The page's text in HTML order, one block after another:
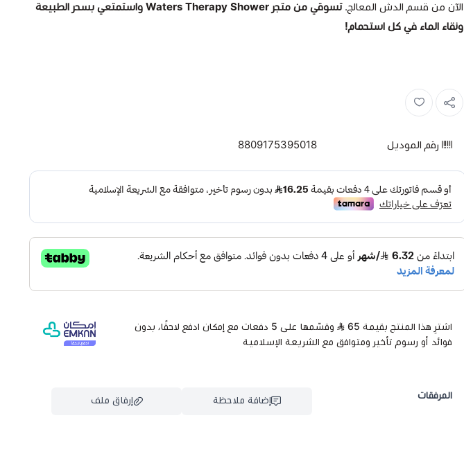
الآن من قسم الدش المعالج.
تسوقي من متجر Waters Therapy Shower واستمتعي بسحر الطبيعة
ونقاء الماء في كل استحمام!
رقم الموديل 8809175395018
اشترِ هذا المنتج بقيمة 65
وقسّمها على 5 دفعات مع إمكان ادفع لاحقًا، بدون
فوائد أو رسوم تأخير ومتوافق مع الشريعة الإسلامية
المرفقات إضافة ملاحظة إرفاق ملف